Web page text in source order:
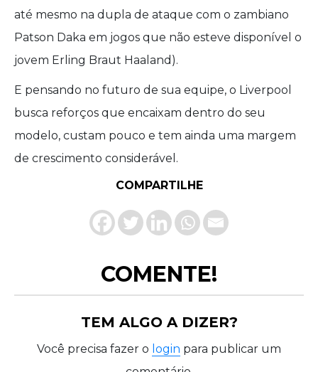
até mesmo na dupla de ataque com o zambiano
Patson Daka em jogos que não esteve disponível o
jovem Erling Braut Haaland).
E pensando no futuro de sua equipe, o Liverpool
busca reforços que encaixam dentro do seu
modelo, custam pouco e tem ainda uma margem
de crescimento considerável.
COMPARTILHE
COMENTE!
TEM ALGO A DIZER?
Você precisa fazer o login para publicar um